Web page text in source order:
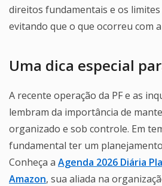
direitos fundamentais e os limites
evitando que o que ocorreu com
Uma dica especial
A recente operação da PF e as
lembram da importância de
organizado e sob controle. Em
fundamental ter um
Conheça a Agenda 2026 Diária
Amazon, sua aliada na